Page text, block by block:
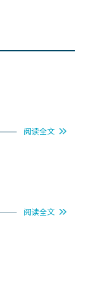
阅读全文
阅读全文